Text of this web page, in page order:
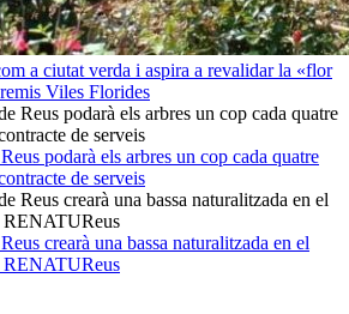
a ciutat verda i aspira a revalidar la «flor
Viles Florides
podarà els arbres un cop cada quatre
de serveis
crearà una bassa naturalitzada en el
RENATUReus